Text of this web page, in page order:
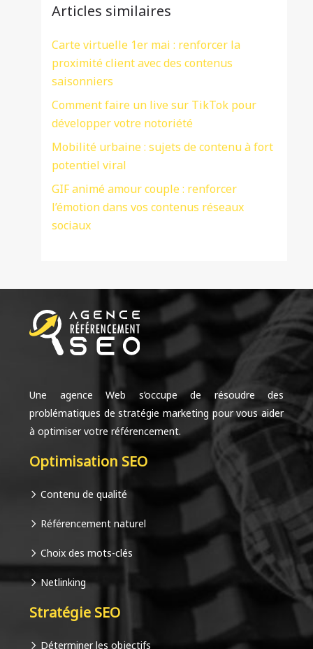
Articles similaires
Carte virtuelle 1er mai : renforcer la
proximité client avec des contenus
saisonniers
Comment faire un live sur TikTok pour
développer votre notoriété
Mobilité urbaine : sujets de contenu à fort
potentiel viral
GIF animé amour couple : renforcer
l’émotion dans vos contenus réseaux
sociaux
Une agence Web s’occupe de résoudre des
problématiques de stratégie marketing pour vous aider
à optimiser votre référencement.
Optimisation SEO
Contenu de qualité
Référencement naturel
Choix des mots-clés
Netlinking
Stratégie SEO
Déterminer les objectifs